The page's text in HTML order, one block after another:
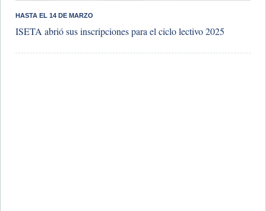
​HASTA EL 14 DE MARZO
ISETA abrió sus inscripciones para el ciclo lectivo 2025